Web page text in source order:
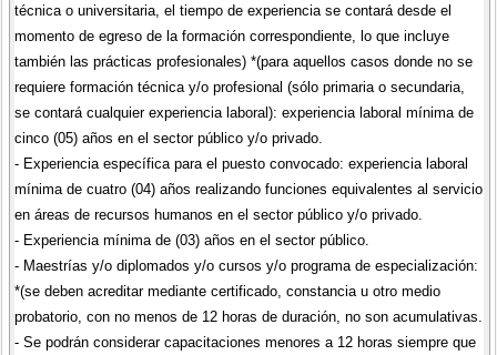
técnica o universitaria, el tiempo de experiencia se contará desde el
momento de egreso de la formación correspondiente, lo que incluye
también las prácticas profesionales) *(para aquellos casos donde no se
requiere formación técnica y/o profesional (sólo primaria o secundaria,
se contará cualquier experiencia laboral): experiencia laboral mínima de
cinco (05) años en el sector público y/o privado.
- Experiencia específica para el puesto convocado: experiencia laboral
mínima de cuatro (04) años realizando funciones equivalentes al servicio
en áreas de recursos humanos en el sector público y/o privado.
- Experiencia mínima de (03) años en el sector público.
- Maestrías y/o diplomados y/o cursos y/o programa de especialización:
*(se deben acreditar mediante certificado, constancia u otro medio
probatorio, con no menos de 12 horas de duración, no son acumulativas.
- Se podrán considerar capacitaciones menores a 12 horas siempre que